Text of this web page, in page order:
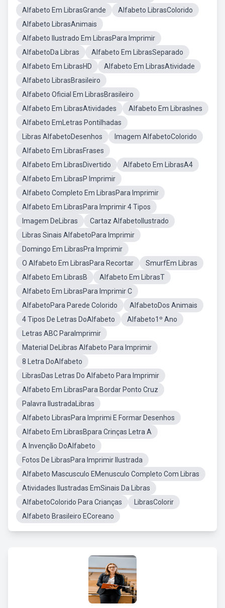
Alfabeto Em LibrasGrande
Alfabeto LibrasColorido
Alfabeto LibrasAnimais
Alfabeto Ilustrado Em LibrasPara Imprimir
AlfabetoDa Libras
Alfabeto Em LibrasSeparado
Alfabeto Em LibrasHD
Alfabeto Em LibrasAtividade
Alfabeto LibrasBrasileiro
Alfabeto Oficial Em LibrasBrasileiro
Alfabeto Em LibrasAtividades
Alfabeto Em LibrasInes
Alfabeto EmLetras Pontilhadas
Libras AlfabetoDesenhos
Imagem AlfabetoColorido
Alfabeto Em LibrasFrases
Alfabeto Em LibrasDivertido
Alfabeto Em LibrasA4
Alfabeto Em LibrasP Imprimir
Alfabeto Completo Em LibrasPara Imprimir
Alfabeto Em LibrasPara Imprimir 4 Tipos
Imagem DeLibras
Cartaz AlfabetoIlustrado
Libras Sinais AlfabetoPara Imprimir
Domingo Em LibrasPra Imprimir
O Alfabeto Em LibrasPara Recortar
SmurfEm Libras
Alfabeto Em LibrasB
Alfabeto Em LibrasT
Alfabeto Em LibrasPara Imprimir C
AlfabetoPara Parede Colorido
AlfabetoDos Animais
4 Tipos De Letras DoAlfabeto
Alfabeto1º Ano
Letras ABC ParaImprimir
Material DeLibras Alfabeto Para Imprimir
8 Letra DoAlfabeto
LibrasDas Letras Do Alfabeto Para Imprimir
Alfabeto Em LibrasPara Bordar Ponto Cruz
Palavra IlustradaLibras
Alfabeto LibrasPara Imprimi E Formar Desenhos
Alfabeto Em LibrasBpara Crinças Letra A
A Invenção DoAlfabeto
Fotos De LibrasPara Imprimir Ilustrada
Alfabeto Mascusculo EMenusculo Completo Com Libras
Atividades Ilustradas EmSinais Da Libras
AlfabetoColorido Para Crianças
LibrasColorir
Alfabeto Brasileiro ECoreano